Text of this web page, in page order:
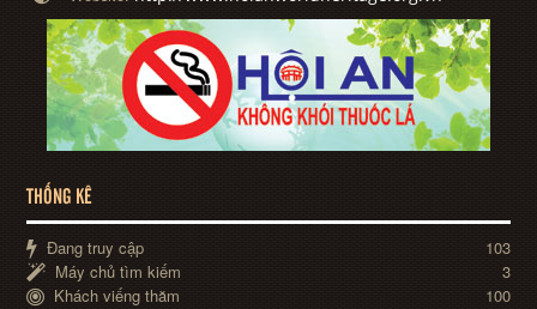
THỐNG KÊ
Đang truy cập
103
Máy chủ tìm kiếm
3
Khách viếng thăm
100